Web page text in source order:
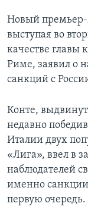
Новый
выступая во
качестве главы
Риме, заявил о
санкций с
Конте,
недавно
Италии двух
«Лига», ввел в
наблюдателей
именно санкции
первую очередь.